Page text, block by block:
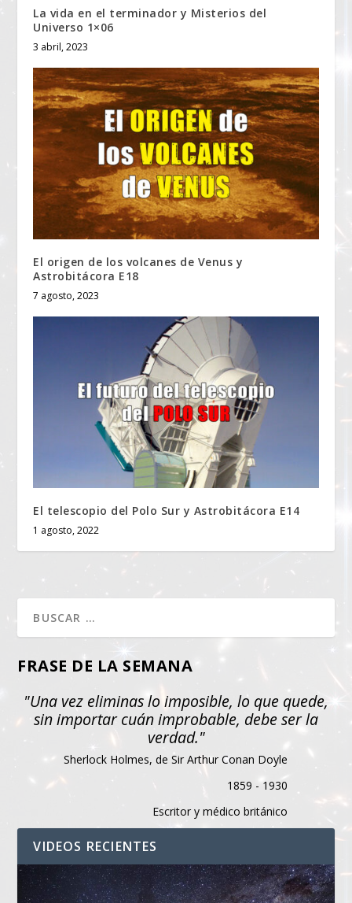
La vida en el terminador y Misterios del
Universo 1×06
3 abril, 2023
El origen de los volcanes de Venus y
Astrobitácora E18
7 agosto, 2023
El telescopio del Polo Sur y Astrobitácora E14
1 agosto, 2022
FRASE DE LA SEMANA
"Una vez eliminas lo imposible, lo que quede,
sin importar cuán improbable, debe ser la
verdad."
Sherlock Holmes, de Sir Arthur Conan Doyle
1859 - 1930
Escritor y médico británico
VIDEOS RECIENTES